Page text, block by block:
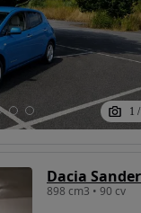
1 /
Dacia
898 cm3 • 90 cv